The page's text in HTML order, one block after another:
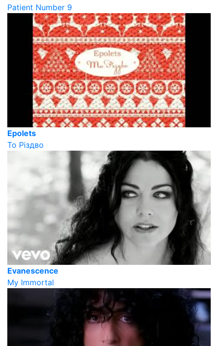
Patient Number 9
Epolets
То Різдво
Evanescence
My Immortal